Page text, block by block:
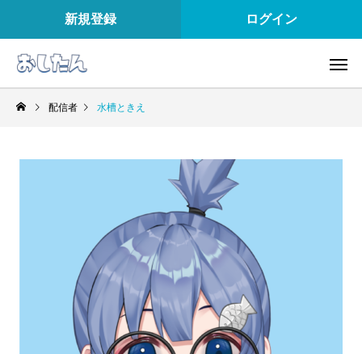
新規登録 ログイン
配信者 水槽ときえ